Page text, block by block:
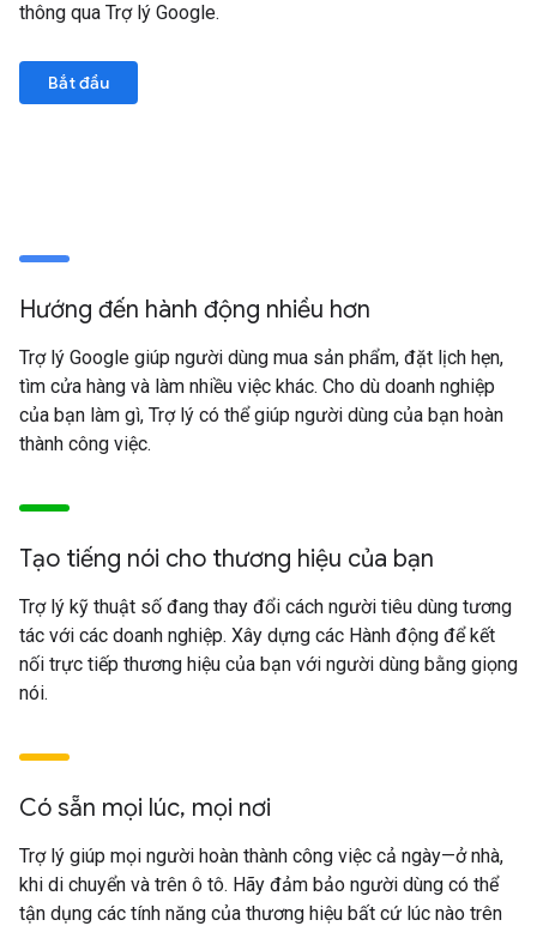
thông qua Trợ lý Google.
Bắt đầu
Hướng đến hành động nhiều hơn
Trợ lý Google giúp người dùng mua sản phẩm, đặt lịch hẹn,
tìm cửa hàng và làm nhiều việc khác. Cho dù doanh nghiệp
của bạn làm gì, Trợ lý có thể giúp người dùng của bạn hoàn
thành công việc.
Tạo tiếng nói cho thương hiệu của bạn
Trợ lý kỹ thuật số đang thay đổi cách người tiêu dùng tương
tác với các doanh nghiệp. Xây dựng các Hành động để kết
nối trực tiếp thương hiệu của bạn với người dùng bằng giọng
nói.
Có sẵn mọi lúc, mọi nơi
Trợ lý giúp mọi người hoàn thành công việc cả ngày—ở nhà,
khi di chuyển và trên ô tô. Hãy đảm bảo người dùng có thể
tận dụng các tính năng của thương hiệu bất cứ lúc nào trên